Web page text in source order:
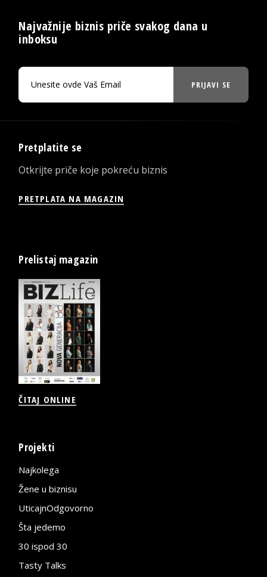
Najvažnije biznis priče svakog dana u
inboksu
PRIJAVI SE
Pretplatite se
Otkrijte priče koje pokreću biznis
PRETPLATA NA MAGAZIN
Prelistaj magazin
ČITAJ ONLINE
Projekti
Najkolega
Žene u biznisu
UticajnOdgovorno
Šta jedemo
30 ispod 30
Tasty Talks